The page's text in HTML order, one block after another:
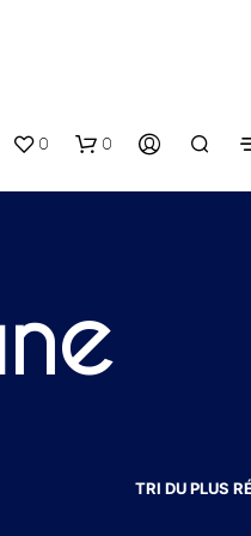
0 0
R
TRI DU PLUS